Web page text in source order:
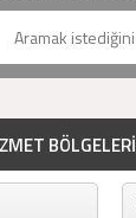
BÖLGELERİ